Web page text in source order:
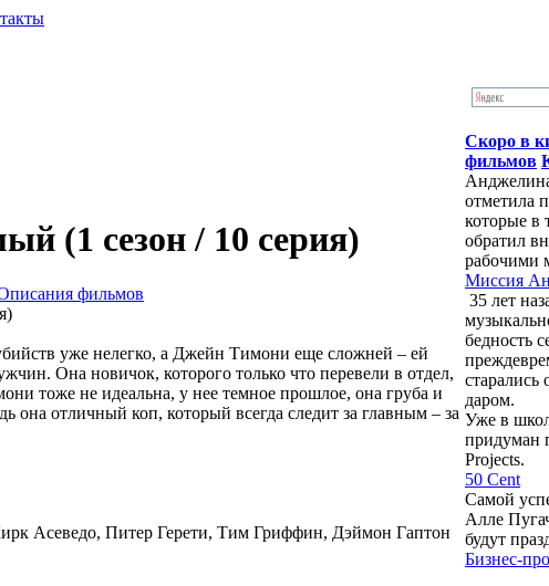
(1 сезон / 10 серия)
фильмов
уже нелегко, а Джейн Тимони еще сложней – ей
Она новичок, которого только что перевели в отдел,
тоже не идеальна, у нее темное прошлое, она груба и
она отличный коп, который всегда следит за главным – за
Асеведо, Питер Герети, Тим Гриффин, Дэймон Гаптон
Скоро в
фильмов
отметила
которые в
обратил
рабочими
Миссия
35 лет
бедность
даром.
Уже в
придуман
Projects.
50 Cent
Самой
Алле
будут
Бизнес-